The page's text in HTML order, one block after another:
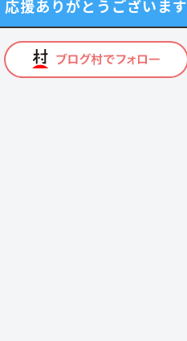
応援ありがとうございます